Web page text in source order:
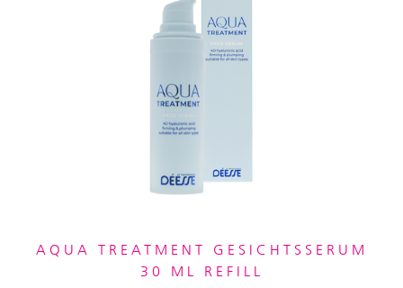
AQUA TREATMENT GESICHTSSERUM
30 ML REFILL